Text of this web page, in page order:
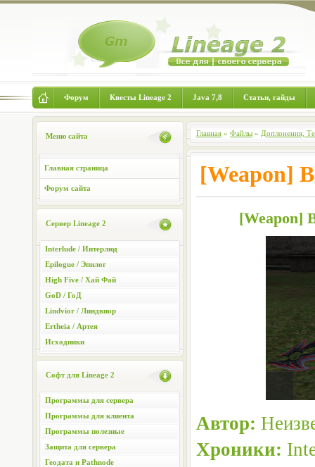
Форум Квесты Lineage 2 Java 7,8 Статьи, гайды
Меню сайта
Главная страница
Форум сайта
Сервер Lineage 2
Interlude / Интерлюд
Epilogue / Эпилог
High Five / Хай Фай
GoD / ГоД
Lindvior / Линдвиор
Ertheia / Артея
Исходники
Софт для Lineage 2
Программы для сервера
Программы для клиента
Программы полезные
Защита для сервера
Геодата и Pathnode
Главная » Файлы » Доплонения,
[Weapon]
[Weapon]
Автор:
Хроники: